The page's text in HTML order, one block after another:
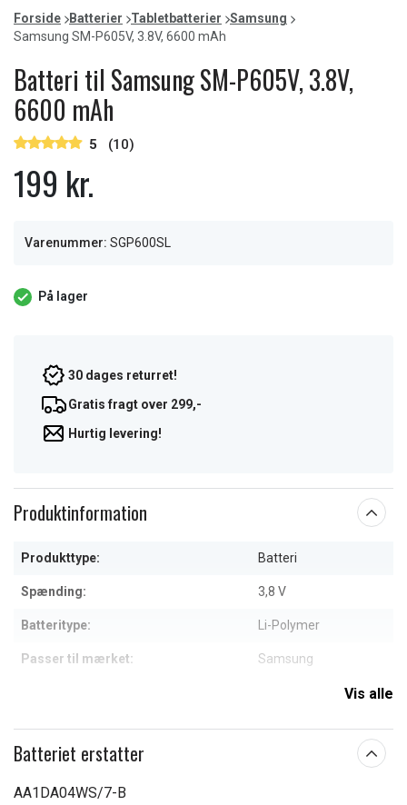
0123
of
4
Forside Batterier Tabletbatterier
Samsung
Samsung SM-P605V, 3.8V, 6600 mAh
Batteri til Samsung SM-P605V, 3.8V,
6600 mAh
5 (10)
199 kr.
Varenummer: SGP600SL
På lager
30 dages returret!
Gratis fragt over 299,-
Hurtig levering!
Produktinformation
Produkttype: Batteri
Spænding: 3,8 V
Batteritype: Li-Polymer
Passer til mærket: Samsung
Vis alle
Batteriet erstatter
AA1DA04WS/7-B